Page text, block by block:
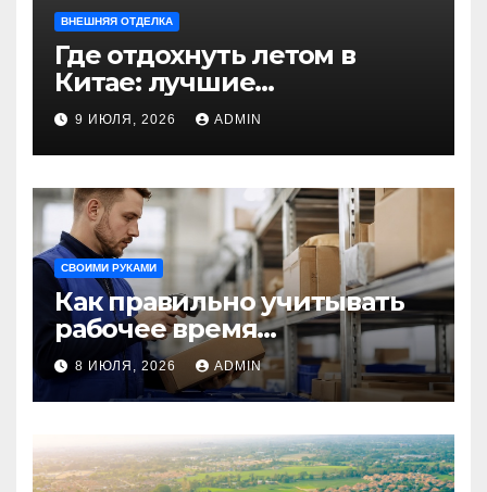
ВНЕШНЯЯ ОТДЕЛКА
Где отдохнуть летом в
Китае: лучшие
направления для
незабываемого
путешествия
9 ИЮЛЯ, 2026 ADMIN
СВОИМИ РУКАМИ
Как правильно учитывать
рабочее время
сотрудников: советы для
бизнеса
8 ИЮЛЯ, 2026 ADMIN